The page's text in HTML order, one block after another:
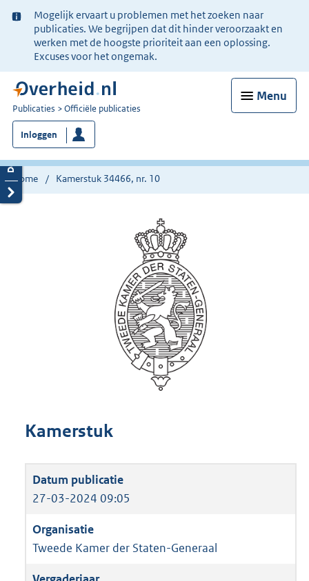
Ter
informatie:
Mogelijk ervaart u problemen met het zoeken naar
publicaties. We begrijpen dat dit hinder veroorzaakt en
werken met de hoogste prioriteit aan een oplossing.
Excuses voor het ongemak.
Menu
U
bent
nu
hier:
Publicaties Officiële publicaties
Inloggen
Home Kamerstuk 34466, nr. 10
Kamerstuk
27-03-2024 09:05
Tweede Kamer der Staten-Generaal